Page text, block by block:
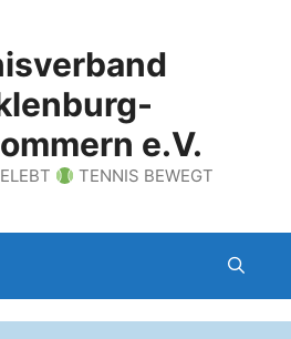
e.V.
TENNIS BEWEGT